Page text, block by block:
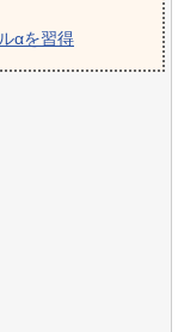
αを習得